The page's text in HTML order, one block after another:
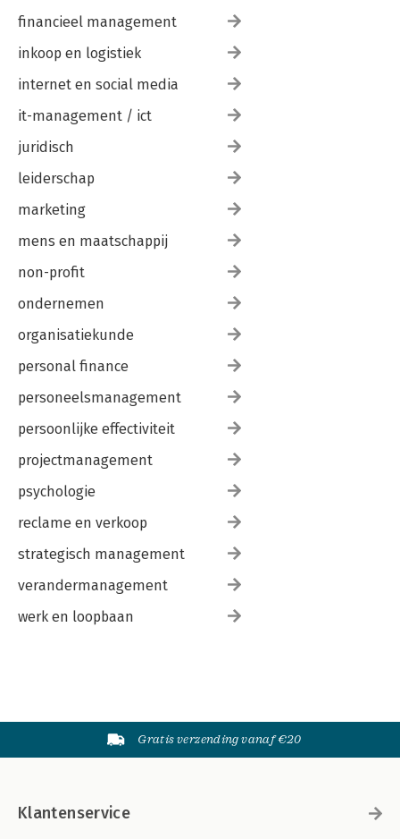
financieel management
inkoop en logistiek
internet en social media
it-management / ict
juridisch
leiderschap
marketing
mens en maatschappij
non-profit
ondernemen
organisatiekunde
personal finance
personeelsmanagement
persoonlijke effectiviteit
projectmanagement
psychologie
reclame en verkoop
strategisch management
verandermanagement
werk en loopbaan
Gratis verzending vanaf €20
Klantenservice